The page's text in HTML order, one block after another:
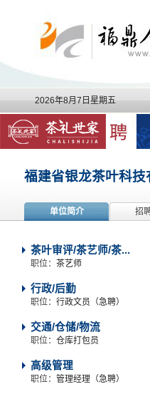
2026年8月7日星期五
福建省银龙茶叶科技
单位简介 招
茶叶审评/茶艺师/茶...
职位： 茶艺师
行政/后勤
职位： 行政文员（急聘）
交通/仓储/物流
职位： 仓库打包员
高级管理
职位： 管理经理（急聘）